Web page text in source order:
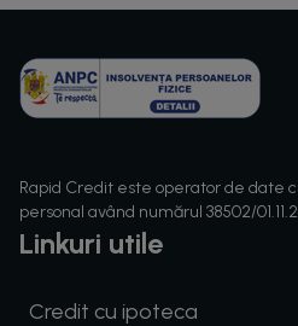
Rapid Credit este operator de date
personal având numărul 38502/
Linkuri utile
Credit cu ipoteca